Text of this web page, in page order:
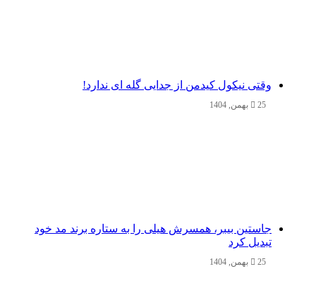
وقتی نیکول کیدمن از جدایی گله ای ندارد!
25 بهمن, 1404
جاستین بیبر، همسرش هیلی را به ستاره برند مد خود
تبدیل کرد
25 بهمن, 1404